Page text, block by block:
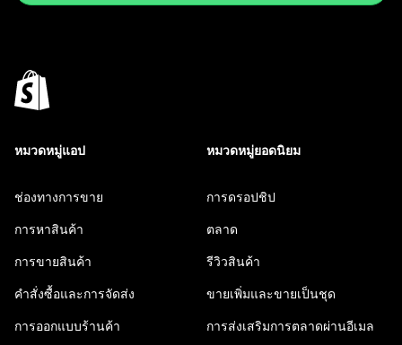
หมวดหมู่แอป
ช่องทางการขาย
การหาสินค้า
การขายสินค้า
คำสั่งซื้อและการจัดส่ง
การออกแบบร้านค้า
หมวดหมู่ยอดนิยม
การดรอปชิป
ตลาด
รีวิวสินค้า
ขายเพิ่มและขายเป็นชุด
การส่งเสริมการตลาดผ่านอีเมล